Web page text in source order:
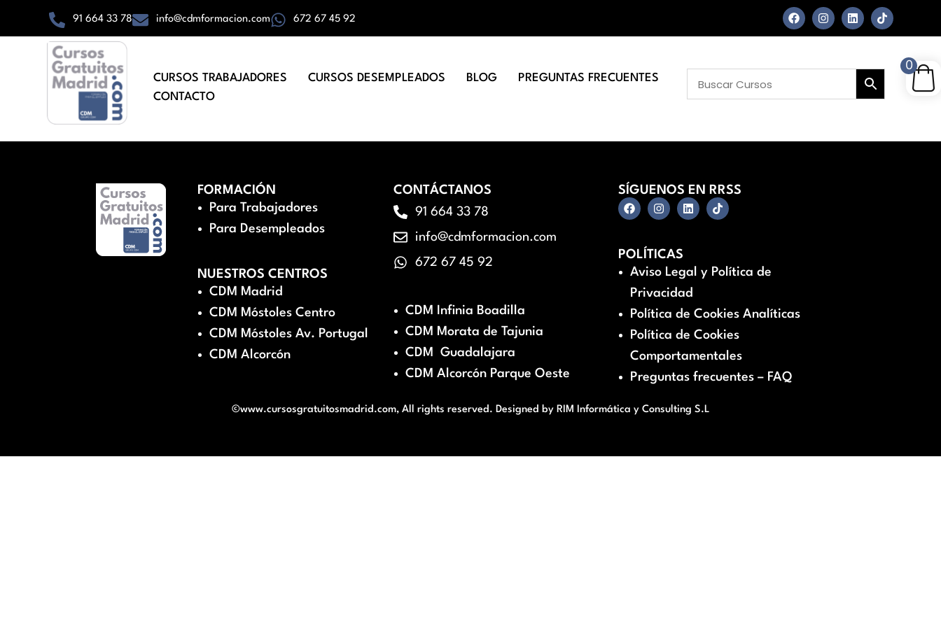
91 664 33 78 info@cdmformacion.com 672 67 45 92
CURSOS TRABAJADORES CURSOS DESEMPLEADOS BLOG
PREGUNTAS FRECUENTES
CONTACTO
FORMACIÓN
Para Trabajadores
Para Desempleados
NUESTROS CENTROS
CDM Madrid
CDM Móstoles Centro
CDM Móstoles Av. Portugal
CDM Alcorcón
CONTÁCTANOS
91 664 33 78
info@cdmformacion.com
672 67 45 92
CDM Infinia Boadilla
CDM Morata de Tajunia
CDM Guadalajara
CDM Alcorcón Parque Oeste
SÍGUENOS EN RRSS
POLÍTICAS
Aviso Legal y Política de
Privacidad
Política de Cookies Analíticas
Política de Cookies
Comportamentales
Preguntas frecuentes – FAQ
©www.cursosgratuitosmadrid.com, All rights reserved. Designed by RIM Informática y Consulting S.L
0